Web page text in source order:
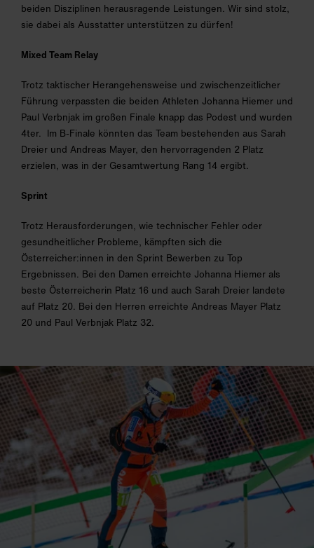
beiden Disziplinen herausragende Leistungen. Wir sind stolz,
sie dabei als Ausstatter unterstützen zu dürfen!
Mixed Team Relay
Trotz taktischer Herangehensweise und zwischenzeitlicher
Führung verpassten die beiden Athleten Johanna Hiemer und
Paul Verbnjak im großen Finale knapp das Podest und wurden
4ter. Im B-Finale könnten das Team bestehenden aus Sarah
Dreier und Andreas Mayer, den hervorragenden 2 Platz
erzielen, was in der Gesamtwertung Rang 14 ergibt.
Sprint
Trotz Herausforderungen, wie technischer Fehler oder
gesundheitlicher Probleme, kämpften sich die
Österreicher:innen in den Sprint Bewerben zu Top
Ergebnissen. Bei den Damen erreichte Johanna Hiemer als
beste Österreicherin Platz 16 und auch Sarah Dreier landete
auf Platz 20. Bei den Herren erreichte Andreas Mayer Platz
20 und Paul Verbnjak Platz 32.